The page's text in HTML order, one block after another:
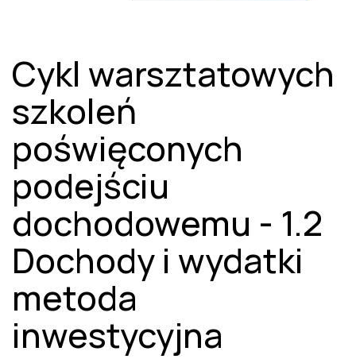
Cykl warsztatowych
szkoleń
poświęconych
podejściu
dochodowemu - 1.2
Dochody i wydatki
metoda
inwestycyjna